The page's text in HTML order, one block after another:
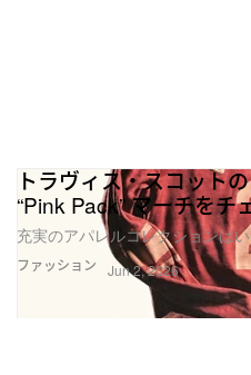
ファッション
トラヴィス・スコット
“Pink Pack” マーチをチ
充実のアパレルコレクションは
Jun 2, 2026